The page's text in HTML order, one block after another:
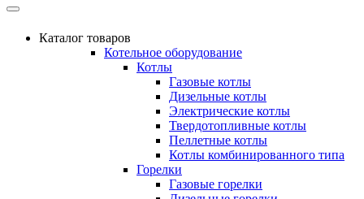
Каталог товаров
Котельное оборудование
Котлы
Газовые котлы
Дизельные котлы
Электрические котлы
Твердотопливные котлы
Пеллетные котлы
Котлы комбинированного типа
Горелки
Газовые горелки